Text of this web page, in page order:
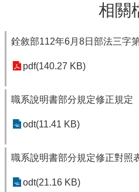
相關
銓敘部112年6月8日部法三字
pdf(140.27 KB)
職系說明書部分規定修正規定
odt(11.41 KB)
職系說明書部分規定修正對照
odt(21.16 KB)